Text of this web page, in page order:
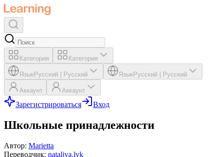
Категория Категория
ЯзыкРусский Русский ЯзыкРусский Русский
Аккаунт Аккаунт
Зарегистрироваться Вход
Школьные принадлежности
Автор: Marietta
Переводчик: nataliya.lyk